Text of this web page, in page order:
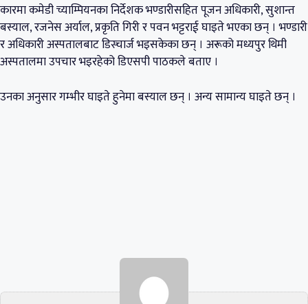
कारमा कमेडी च्याम्पियनका निर्देशक भण्डारीसहित पूजन अधिकारी, सुशान्त
बस्याल, रजनेस अर्याल, प्रकृति गिरी र पवन भट्टराई घाइते भएका छन् । भण्डारी
र अधिकारी अस्पतालबाट डिस्चार्ज भइसकेका छन् । अरूको मध्यपुर थिमी
अस्पतालमा उपचार भइरहेको डिएसपी पाठकले बताए ।
उनका अनुसार गम्भीर घाइते हुनेमा बस्याल छन् । अन्य सामान्य घाइते छन् ।